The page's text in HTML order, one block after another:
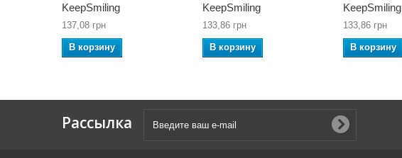
KeepSmiling
137,08 грн
В корзину
KeepSmiling
133,86 грн
В корзину
KeepSmiling
133,86 грн
В корзину
Рассылка